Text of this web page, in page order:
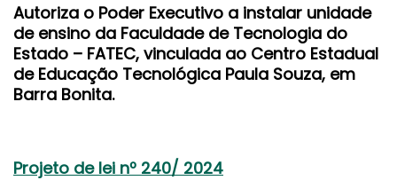
Autoriza o Poder Executivo a instalar unidade
de ensino da Faculdade de Tecnologia do
Estado – FATEC, vinculada ao Centro Estadual
de Educação Tecnológica Paula Souza, em
Barra Bonita.
Projeto de lei nº 240/ 2024